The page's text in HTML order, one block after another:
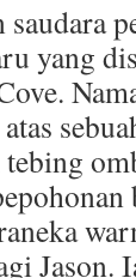
saudara
yang
Jason.